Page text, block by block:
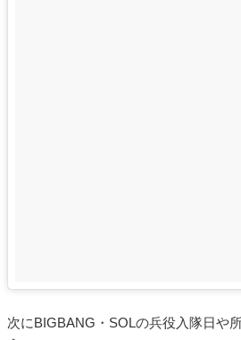
次にBIGBANG・SOLの兵役入隊日や